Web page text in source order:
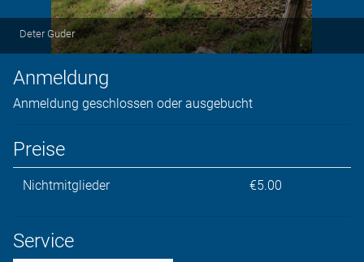
Deter Guder
Anmeldung
Anmeldung geschlossen oder ausgebucht
Preise
Nichtmitglieder €5.00
Service